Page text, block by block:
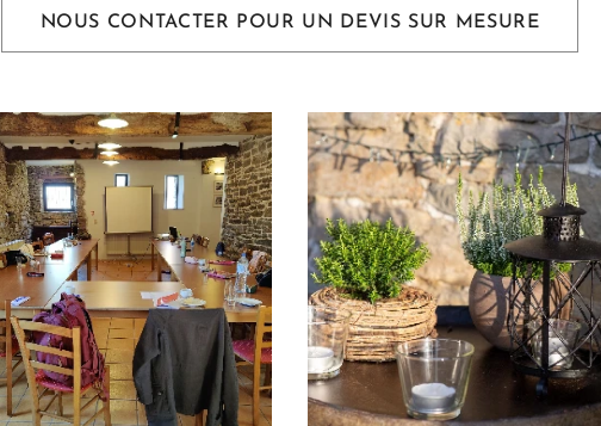
NOUS CONTACTER POUR UN DEVIS SUR MESURE